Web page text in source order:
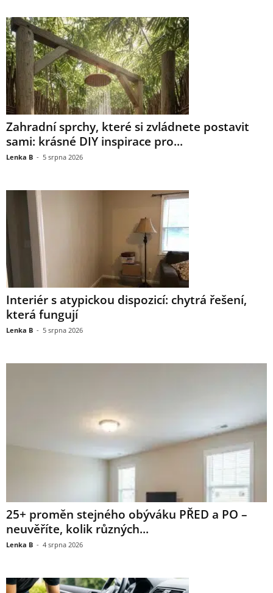
Zahradní sprchy, které si zvládnete postavit
sami: krásné DIY inspirace pro...
Lenka B - 5 srpna 2026
Interiér s atypickou dispozicí: chytrá řešení,
která fungují
Lenka B - 5 srpna 2026
25+ proměn stejného obýváku PŘED a PO –
neuvěříte, kolik různých...
Lenka B - 4 srpna 2026